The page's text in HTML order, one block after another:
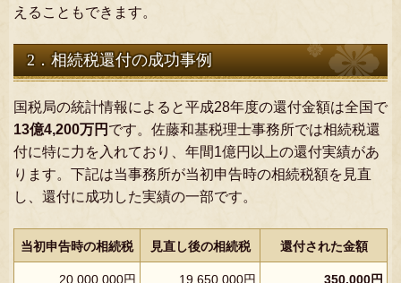
えることもできます。
2．相続税還付の成功事例
国税局の統計情報によると平成28年度の還付金額は全国で
13億4,200万円 です。佐藤和基税理士事務所では相続税還
付に特に力を入れており、年間1億円以上の還付実績があ
ります。下記は当事務所が当初申告時の相続税額を見直
し、還付に成功した実績の一部です。
当初申告時の相続税 見直し後の相続税 還付された金額
20,000,000円 19,650,000円 350,000円